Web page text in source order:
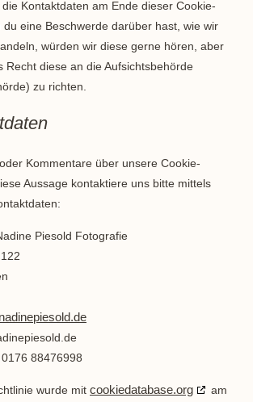
Kontaktdaten am Ende dieser Cookie-
du eine Beschwerde darüber hast, wie wir
würden wir diese gerne hören, aber
Recht diese an die Aufsichtsbehörde
zu richten.
Kommentare über unsere Cookie-
Aussage kontaktiere uns bitte mittels
Piesold Fotografie
88476998
wurde mit cookiedatabase.org
am